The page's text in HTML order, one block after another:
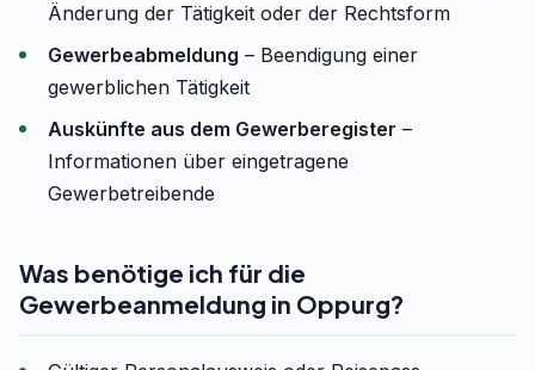
Änderung der Tätigkeit oder der Rechtsform
Gewerbeabmeldung – Beendigung einer
gewerblichen Tätigkeit
Auskünfte aus dem Gewerberegister –
Informationen über eingetragene
Gewerbetreibende
Was benötige ich für die
Gewerbeanmeldung in Oppurg?